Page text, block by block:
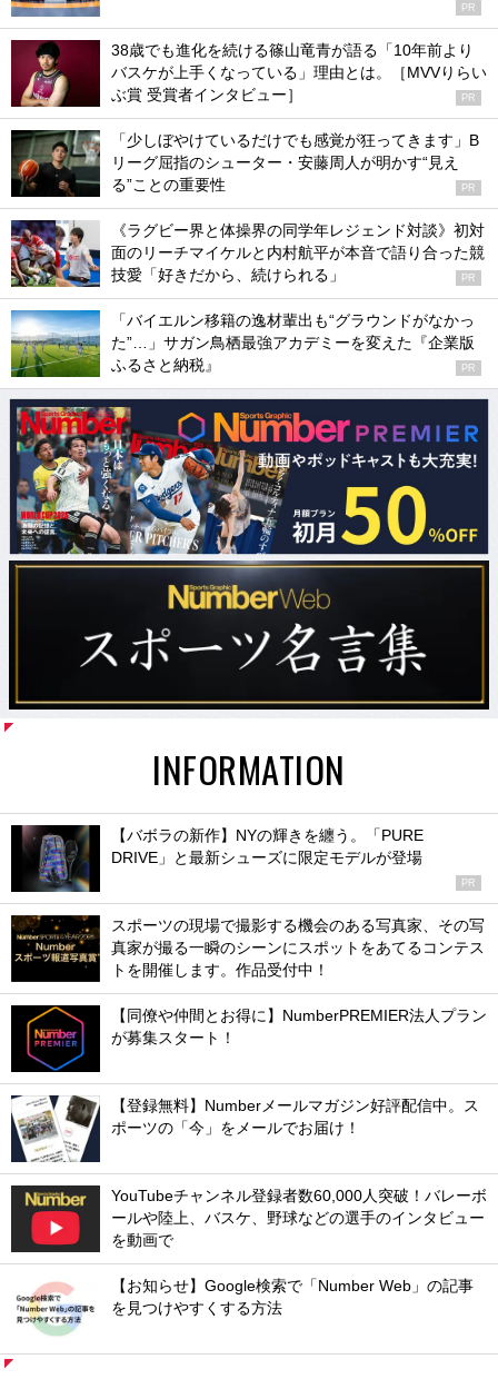
PR
38歳でも進化を続ける篠山竜青が語る「10年前より
バスケが上手くなっている」理由とは。［MVVりらい
ぶ賞 受賞者インタビュー］
PR
「少しぼやけているだけでも感覚が狂ってきます」B
リーグ屈指のシューター・安藤周人が明かす“見え
る”ことの重要性
PR
《ラグビー界と体操界の同学年レジェンド対談》初対
面のリーチマイケルと内村航平が本音で語り合った競
技愛「好きだから、続けられる」
PR
「バイエルン移籍の逸材輩出も“グラウンドがなかっ
た”…」サガン鳥栖最強アカデミーを変えた『企業版
ふるさと納税』
PR
INFORMATION
【バボラの新作】NYの輝きを纏う。「PURE
DRIVE」と最新シューズに限定モデルが登場
PR
スポーツの現場で撮影する機会のある写真家、その写
真家が撮る一瞬のシーンにスポットをあてるコンテス
トを開催します。作品受付中！
【同僚や仲間とお得に】NumberPREMIER法人プラン
が募集スタート！
【登録無料】Numberメールマガジン好評配信中。ス
ポーツの「今」をメールでお届け！
YouTubeチャンネル登録者数60,000人突破！バレーボ
ールや陸上、バスケ、野球などの選手のインタビュー
を動画で
【お知らせ】Google検索で「Number Web」の記事
を見つけやすくする方法